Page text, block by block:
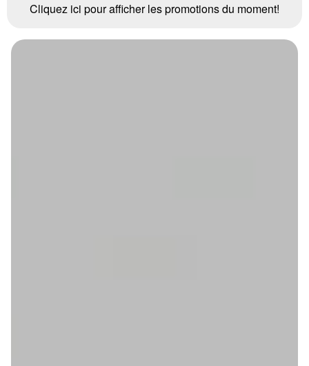
Cliquez ici pour afficher les promotions du moment!